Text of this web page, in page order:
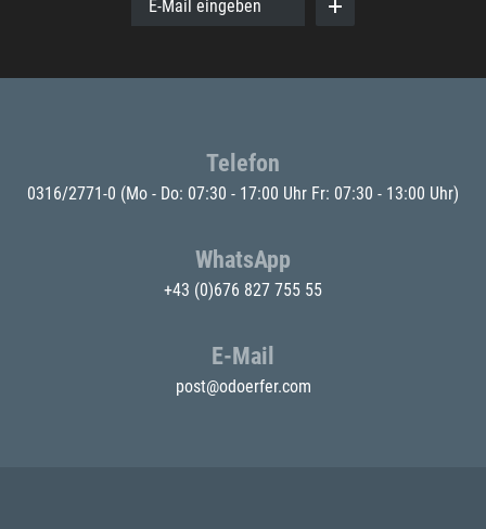
E-Mail eingeben
Telefon
0316/2771-0 (Mo - Do: 07:30 - 17:00 Uhr Fr: 07:30 - 13:00 Uhr)
WhatsApp
+43 (0)676 827 755 55
E-Mail
post@odoerfer.com